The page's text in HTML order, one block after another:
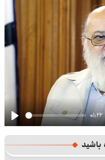
Play
01:22
باشید